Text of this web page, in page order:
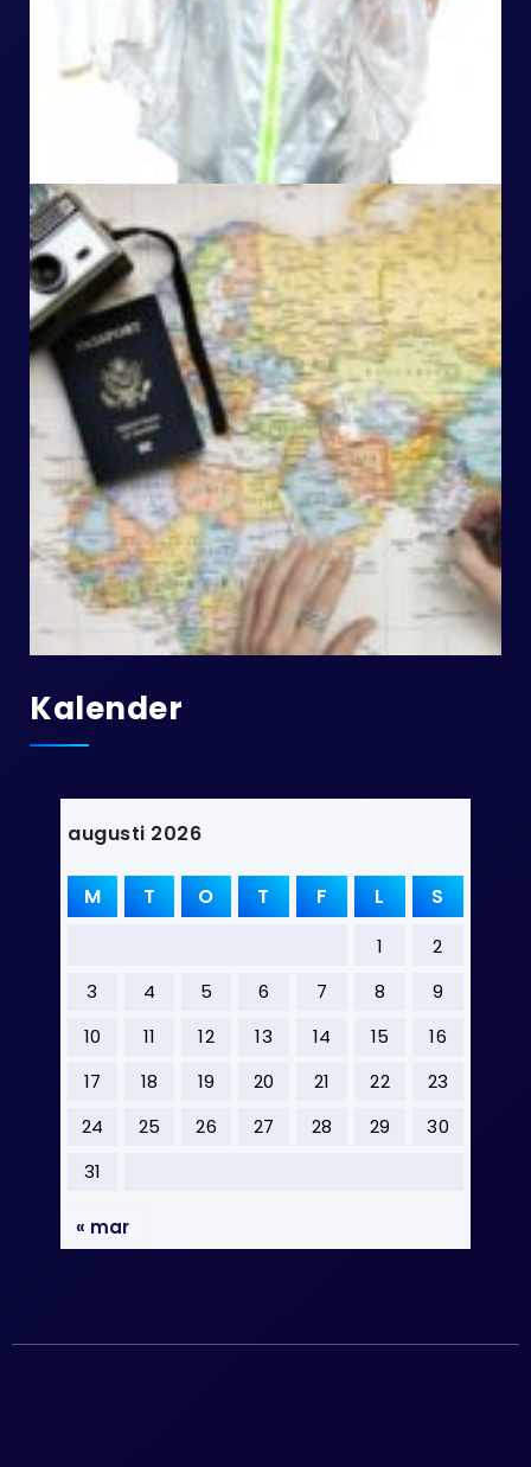
Kalender
augusti 2026
M T O T F L S
1
2
3
4 5 6 7 8
9
10
11 12 13 14 15
16
17
18 19 20 21 22
23
24
25 26 27 28 29
30
31
« mar